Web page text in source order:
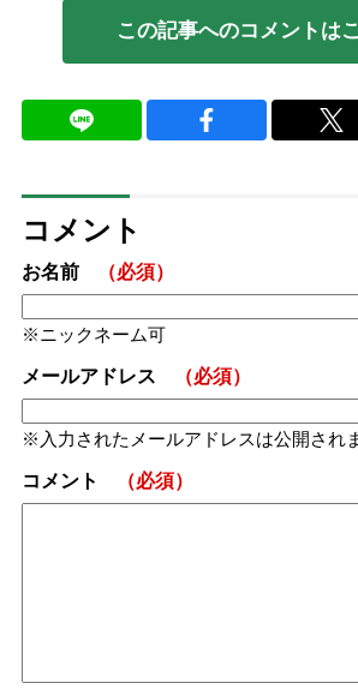
この記事へのコメントは
コメント
お名前 （必須）
ニックネーム可
メールアドレス （必須）
入力されたメールアドレスは公開され
コメント （必須）